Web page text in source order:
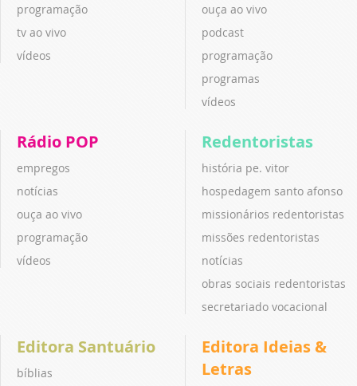
programação
tv ao vivo
vídeos
ouça ao vivo
podcast
programação
programas
vídeos
Rádio POP
empregos
notícias
ouça ao vivo
programação
vídeos
Redentoristas
história pe. vitor
hospedagem santo afonso
missionários redentoristas
missões redentoristas
notícias
obras sociais redentoristas
secretariado vocacional
Editora Santuário
bíblias
Editora Ideias &
Letras